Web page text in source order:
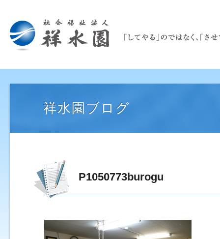
祥水園ブログ
P1050773burogu